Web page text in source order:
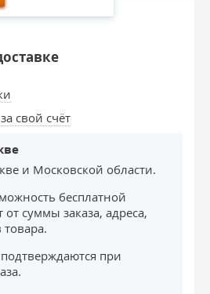
свой счёт
и Московской области.
бесплатной
от суммы заказа, адреса,
товара.
при